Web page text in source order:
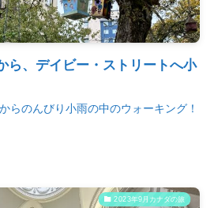
ら、デイビー・ストリートへ小
らのんびり小雨の中のウォーキング！
2023年9月カナダの旅